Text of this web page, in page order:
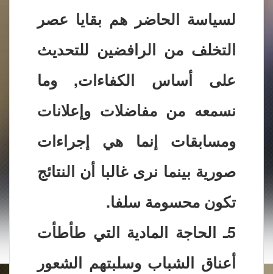
لسياسة الحاضر هم بقايا عصر
التخلف من الرافضين للتحديث
على أساس الكفاءات, وما
نسمعه من مفاضلات وإعلانات
ومسابقات إنما هي إجراءات
صورية بينما نرى غالبا أن النتائج
تكون محسومة سلفا.
5ـ الحاجة المادية التي طأطأت
أعناق الشباب وسلبتهم الشعور